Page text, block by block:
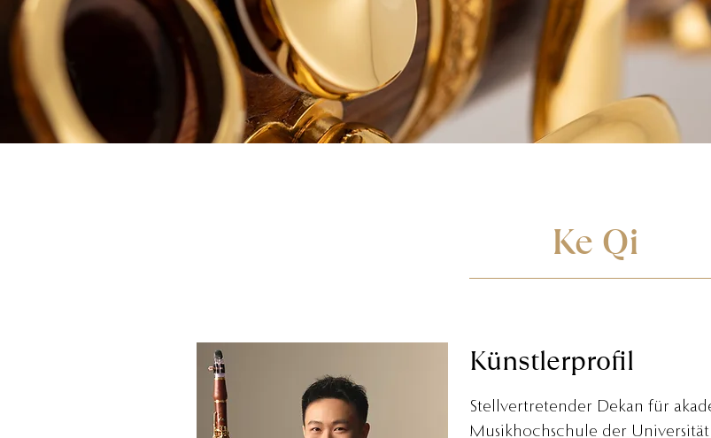
Ke Qi
Künstlerprofil
Stellvertretender Dekan für
Musikhochschule der